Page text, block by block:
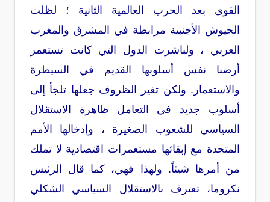
القوى بعد الحرب العالمية الثانية ؛ لظلت
الجيوش الأجنبية مرابطة في المشرق والمغرب
العربي ، ولباشرت الدول التي كانت تستعمر
أرضنا نفس أسلوبها القديم في السيطرة
والاستعمار. ولكن تغير الظروف جعلها تلجأ إلى
أسلوب جديد في التعامل ظاهرة الاستقلال
السياسي للشعوب الصغيرة ، وإدخالها الأمم
المتحدة مع إبقائها مستعمرات اقتصادية لا تملك
من أمرها شيئاً. ولهذا فهي، كما قال الرئيس
نكروما، تعترف بالاستقلال السياسي الشكلي